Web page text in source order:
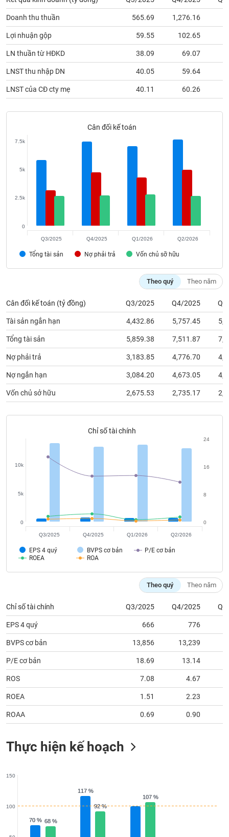
Doanh thu thuần 565.69 1,276.16
Lợi nhuận gộp 59.55 102.65
LN thuần từ HĐKD 38.09 69.07
LNST thu nhập DN 40.05 59.64
LNST của CĐ cty mẹ 40.11 60.26
Cân đối kế toán
Tổng tài sản Nợ phải trả Vốn chủ sỡ hữu
0
2.5k
5k
7.5k
Q3/2025 Q4/2025 Q1/2026 Q2/2026
Theo quý Theo năm
Cân đối kế toán (tỷ đồng) Q3/2025 Q4/2025
Tài sản ngắn hạn 4,432.86 5,757.45
Tổng tài sản 5,859.38 7,511.87
Nợ phải trả 3,183.85 4,776.70
Nợ ngắn hạn 3,084.20 4,673.05
Vốn chủ sở hữu 2,675.53 2,735.17
Chỉ số tài chính
EPS 4 quý BVPS cơ bản
P/E cơ bản
ROEA
ROA
0
5k
10k
0
8
16
24
Q3/2025 Q4/2025 Q1/2026 Q2/2026
Theo quý Theo năm
Chỉ số tài chính Q3/2025 Q4/2025
EPS 4 quý 666 776
BVPS cơ bản 13,856 13,239
P/E cơ bản 18.69 13.14
ROS 7.08 4.67
ROEA 1.51 2.23
ROAA 0.69 0.90
Thực hiện kế hoạch
70 %
70 %
117 %
117 %
68 %
68 %
92 %
92 %
107 %
107 %
100
150
phân
tích
(-)
Thuật
ngữ
(-)
Dịch
vụ
đầu
tư
Truyền
thông
tài
chính